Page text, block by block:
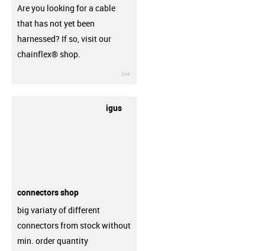
Are you looking for a cable
that has not yet been
harnessed? If so, visit our
chainflex® shop.
igus
connectors shop
big variaty of different
connectors from stock without
min. order quantity